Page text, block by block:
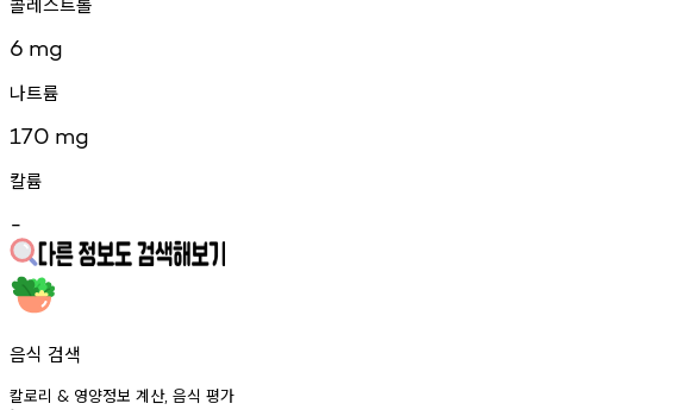
6 mg
나트륨
170 mg
칼륨
-
음식 검색
칼로리 & 영양정보 계산, 음식 평가